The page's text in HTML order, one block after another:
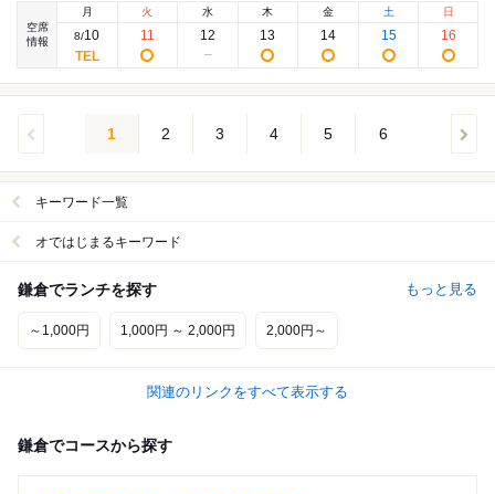
空席
情報
月
8/10
火
11
水
12
木
13
金
14
土
15
日
16
1 2 3 4 5 6
キーワード一覧
オではじまるキーワード
鎌倉でランチを探す もっと見る
～1,000円 1,000円 ～ 2,000円 2,000円～
関連のリンクをすべて表示する
鎌倉でコースから探す